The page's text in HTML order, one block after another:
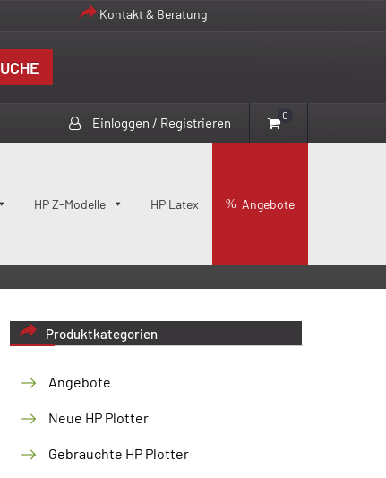
Kontakt & Beratung
Einloggen / Registrieren 0
HP Z-Modelle HP Latex Angebote
Produktkategorien
Angebote
Neue HP Plotter
Gebrauchte HP Plotter